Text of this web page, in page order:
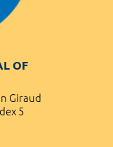
OF
Giraud
5